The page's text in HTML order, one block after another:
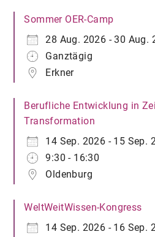
Sommer OER-Camp
28 Aug. 2026 - 30 Aug.
Ganztägig
Erkner
Berufliche Entwicklung in
Transformation
14 Sep. 2026 - 15 Sep.
9:30 - 16:30
Oldenburg
WeltWeitWissen-Kongress
14 Sep. 2026 - 16 Sep.